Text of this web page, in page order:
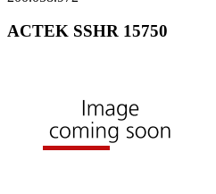
ACTEK SSHR 15750